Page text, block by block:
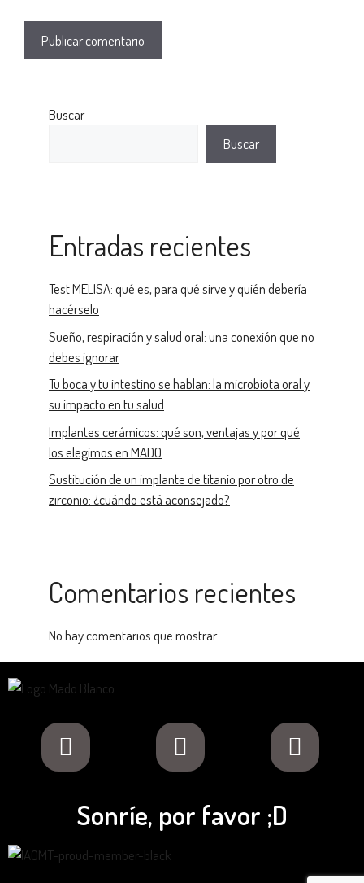
Buscar
Buscar
Entradas recientes
Test MELISA: qué es, para qué sirve y quién debería
hacérselo
Sueño, respiración y salud oral: una conexión que no
debes ignorar
Tu boca y tu intestino se hablan: la microbiota oral y
su impacto en tu salud
Implantes cerámicos: qué son, ventajas y por qué
los elegimos en MADO
Sustitución de un implante de titanio por otro de
zirconio: ¿cuándo está aconsejado?
Comentarios recientes
No hay comentarios que mostrar.
Sonríe, por favor ;D